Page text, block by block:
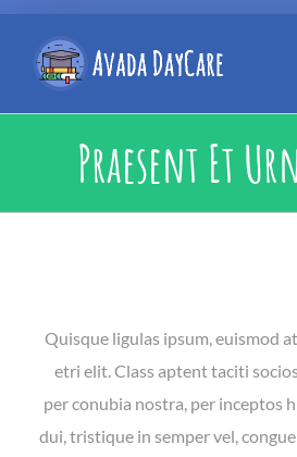
Praesent Et
Quisque ligulas ipsum, euismod
etri elit. Class aptent taciti
per conubia nostra, per inceptos
dui, tristique in semper vel,